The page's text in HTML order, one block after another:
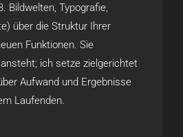
Bildwelten, Typografie,
über die Struktur Ihrer
Funktionen. Sie
ich setze zielgerichtet
Aufwand und Ergebnisse
Laufenden.